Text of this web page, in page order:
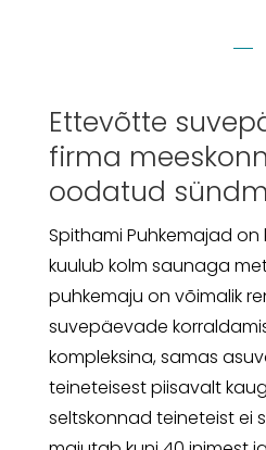
Ettevõtte
firma
oodatud
Spithami Puhkemajad on
kuulub kolm saunaga
puhkemaju on võimalik
suvepäevade
kompleksina, samas
teineteisest piisavalt
seltskonnad teineteist ei